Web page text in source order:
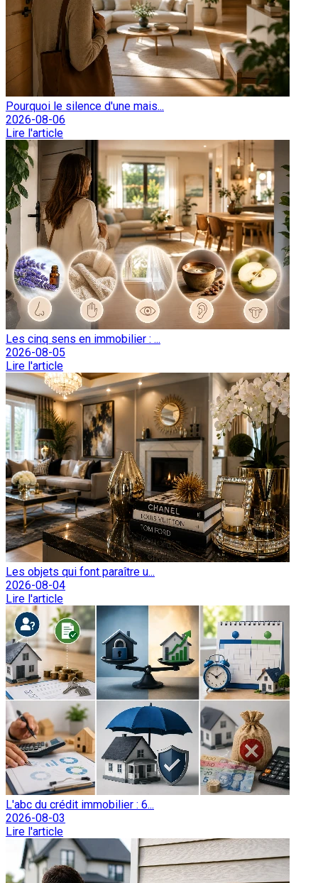
Pourquoi le silence d'une mais...
2026-08-06
Lire l'article
Les cinq sens en immobilier : ...
2026-08-05
Lire l'article
Les objets qui font paraître u...
2026-08-04
Lire l'article
L'abc du crédit immobilier : 6...
2026-08-03
Lire l'article